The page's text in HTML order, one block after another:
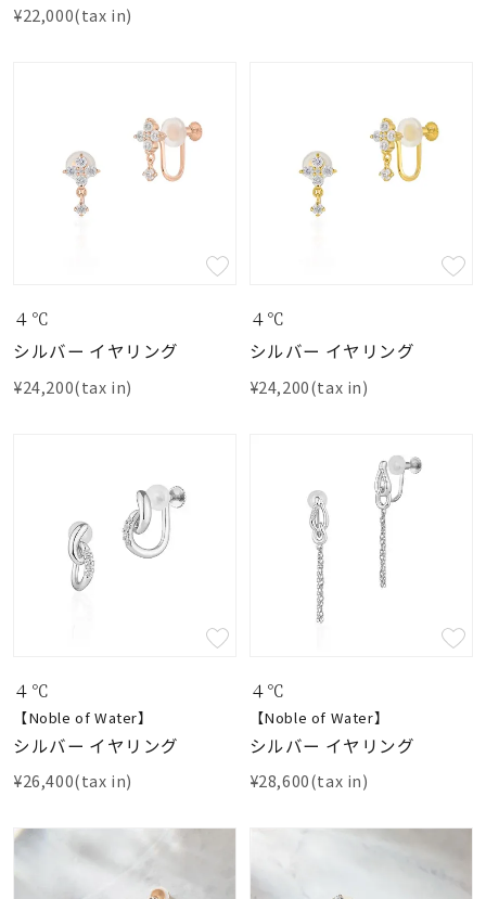
¥22,000(tax in)
４℃
シルバー イヤリング
¥24,200(tax in)
４℃
シルバー イヤリング
¥24,200(tax in)
４℃
【Noble of Water】
シルバー イヤリング
¥26,400(tax in)
４℃
【Noble of Water】
シルバー イヤリング
¥28,600(tax in)